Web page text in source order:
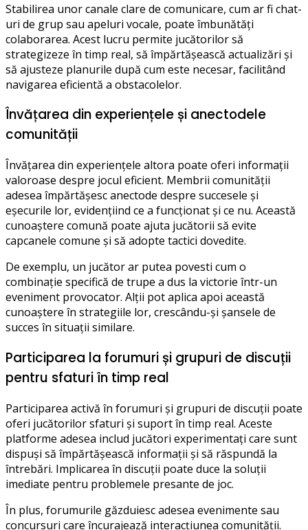
Stabilirea unor canale clare de comunicare, cum ar fi chat-
uri de grup sau apeluri vocale, poate îmbunătăți
colaborarea. Acest lucru permite jucătorilor să
strategizeze în timp real, să împărtășească actualizări și
să ajusteze planurile după cum este necesar, facilitând
navigarea eficientă a obstacolelor.
Învățarea din experiențele și anectodele
comunității
Învățarea din experiențele altora poate oferi informații
valoroase despre jocul eficient. Membrii comunității
adesea împărtășesc anectode despre succesele și
eșecurile lor, evidențiind ce a funcționat și ce nu. Această
cunoaștere comună poate ajuta jucătorii să evite
capcanele comune și să adopte tactici dovedite.
De exemplu, un jucător ar putea povesti cum o
combinație specifică de trupe a dus la victorie într-un
eveniment provocator. Alții pot aplica apoi această
cunoaștere în strategiile lor, crescându-și șansele de
succes în situații similare.
Participarea la forumuri și grupuri de discuții
pentru sfaturi în timp real
Participarea activă în forumuri și grupuri de discuții poate
oferi jucătorilor sfaturi și suport în timp real. Aceste
platforme adesea includ jucători experimentați care sunt
dispuși să împărtășească informații și să răspundă la
întrebări. Implicarea în discuții poate duce la soluții
imediate pentru problemele presante de joc.
În plus, forumurile găzduiesc adesea evenimente sau
concursuri care încurajează interacțiunea comunității.